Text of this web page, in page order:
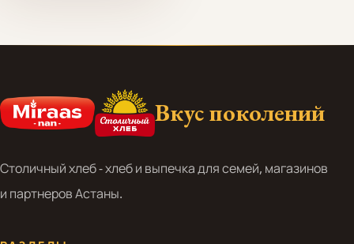
Вкус поколений
Столичный хлеб - хлеб и выпечка для семей, магазинов
и партнеров Астаны.